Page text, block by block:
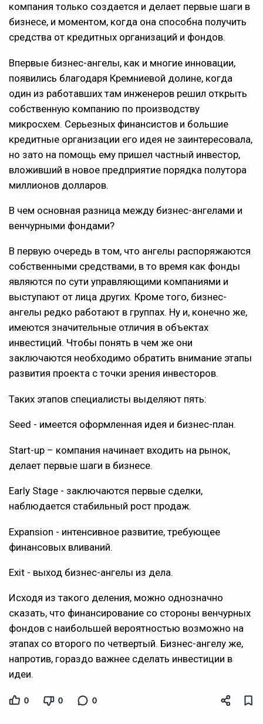
компания только создается и делает первые шаги в
бизнесе, и моментом, когда она способна получить
средства от кредитных организаций и фондов.
Впервые бизнес-ангелы, как и многие инновации,
появились благодаря Кремниевой долине, когда
один из работавших там инженеров решил открыть
собственную компанию по производству
микросхем. Серьезных финансистов и большие
кредитные организации его идея не заинтересовала,
но зато на помощь ему пришел частный инвестор,
вложивший в новое предприятие порядка полутора
миллионов долларов.
В чем основная разница между бизнес-ангелами и
венчурными фондами?
В первую очередь в том, что ангелы распоряжаются
собственными средствами, в то время как фонды
являются по сути управляющими компаниями и
выступают от лица других. Кроме того, бизнес-
ангелы редко работают в группах. Ну и, конечно же,
имеются значительные отличия в объектах
инвестиций. Чтобы понять в чем же они
заключаются необходимо обратить внимание этапы
развития проекта с точки зрения инвесторов.
Таких этапов специалисты выделяют пять:
Seed - имеется оформленная идея и бизнес-план.
Start-up – компания начинает входить на рынок,
делает первые шаги в бизнесе.
Early Stage - заключаются первые сделки,
наблюдается стабильный рост продаж.
Expansion - интенсивное развитие, требующее
финансовых вливаний.
Exit - выход бизнес-ангелы из дела.
Исходя из такого деления, можно однозначно
сказать, что финансирование со стороны венчурных
фондов с наибольшей вероятностью возможно на
этапах со второго по четвертый. Бизнес-ангелу же,
напротив, гораздо важнее сделать инвестиции в
идеи.
0 0 0